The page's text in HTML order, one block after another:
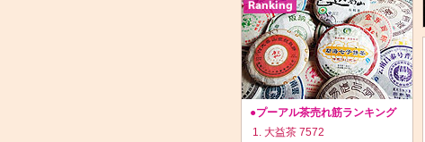
●プーアル茶売れ筋ランキング
1. 大益茶 7572